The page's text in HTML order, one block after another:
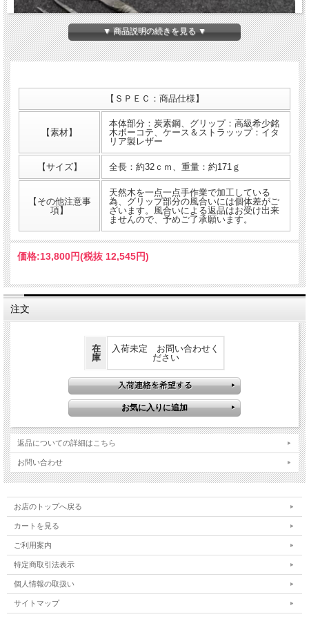
職人による手彫りグリップ
中国の新進気鋭のガレージブランド「Mountain soul」のバーベキューフォークで
す。グリップは硬く木目が特徴的なボーコテ材（別名：黄金檀）を使用し、熟練の
点一点叩き上げで作成しています。
レザーケースとストラップ付
▼ 商品説明の続きを見る ▼
【ＳＰＥＣ：商品仕様】
【素材】
本体部分：炭素鋼、グリップ：高級希少銘
木ボーコテ、ケース＆ストラッップ：イタ
リア製レザー
【サイズ】 全長：約32ｃｍ、重量：約171ｇ
【その他注意事
項】
天然木を一点一点手作業で加工している
為、グリップ部分の風合いには個体差がご
ざいます。風合いによる返品はお受け出来
ませんので、予めご了承願います。
価格:13,800円(税抜 12,545円)
注文
在
庫
入荷未定 お問い合わせく
ださい
返品についての詳細はこちら
お問い合わせ
お店のトップへ戻る
カートを見る
ご利用案内
特定商取引法表示
個人情報の取扱い
サイトマップ